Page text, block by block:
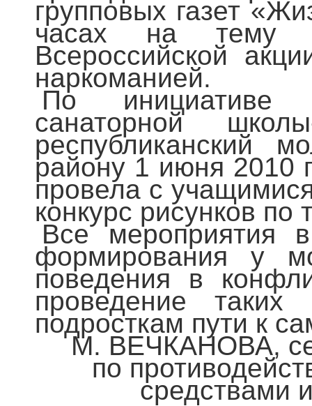
групповых газет
часах на тему
Всероссийской
наркоманией.
По инициативе
санаторной
республиканский
району 1 июня 2010
провела с
конкурс рисунков
Все мероприятия
формирования у
поведения в
проведение
подросткам пути к
М. ВЕЧКАНОВА,
по
средствами